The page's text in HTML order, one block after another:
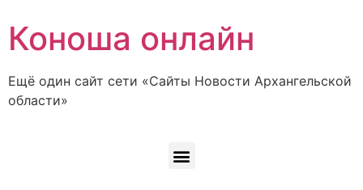
Коноша онлайн
Ещё один сайт сети «Сайты Новости Архангельской
области»